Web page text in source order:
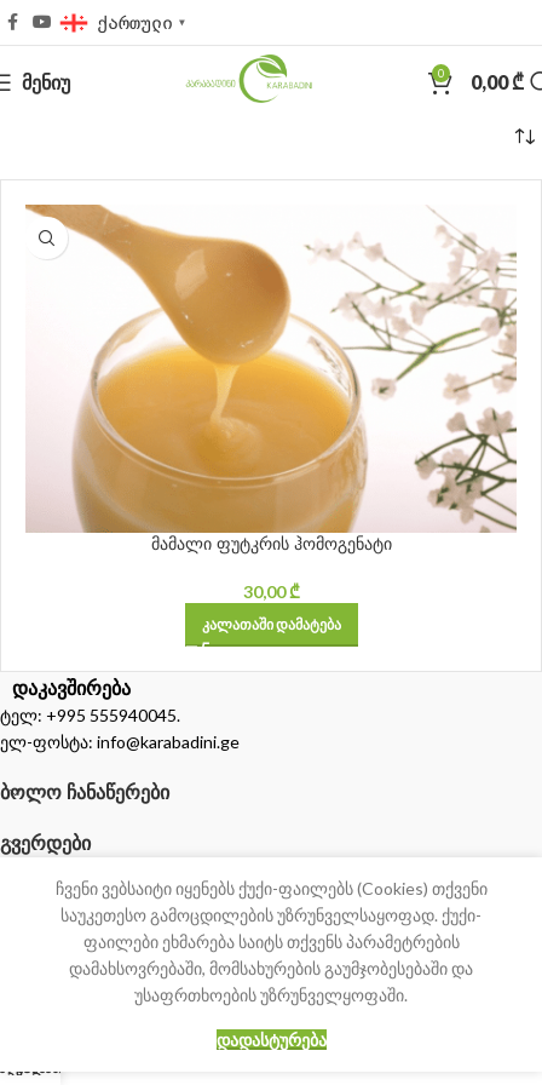
ქართული ▼
ᲛᲔᲜᲘᲣ 0 0,00₾
მამალი ფუტკრის ჰომოგენატი
30,00₾
ᲙᲐᲚᲐᲗᲐᲨᲘ ᲓᲐᲛᲐᲢᲔᲑᲐ
დაკავშირება
ტელ: +995 555940045.
ელ-ფოსტა: info@karabadini.ge
ᲑᲝᲚᲝ ᲩᲐᲜᲐᲬᲔᲠᲔᲑᲘ
ᲒᲕᲔᲠᲓᲔᲑᲘ
ჩვენი ვებსაიტი იყენებს ქუქი-ფაილებს (Cookies) თქვენი
საუკეთესო გამოცდილების უზრუნველსაყოფად. ქუქი-
ფაილები ეხმარება საიტს თქვენს პარამეტრების
დამახსოვრებაში, მომსახურების გაუმჯობესებაში და
უსაფრთხოების უზრუნველყოფაში.
ᲓᲐᲓᲐᲡᲢᲣᲠᲔᲑᲐ